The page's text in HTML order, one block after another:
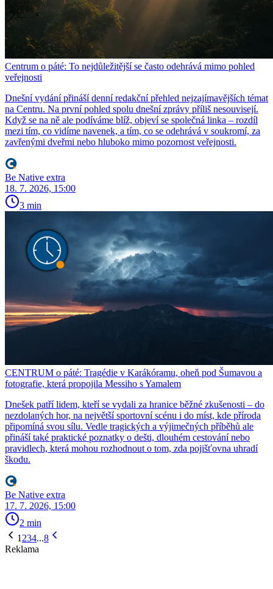
Centrum o páté: To nejdůležitější se často odehrává mimo pohled
veřejnosti
Dnešní vydání přináší denní redakční přehled nejzajímavějších témat
na Centru. Na první pohled spolu dnešní zprávy příliš nesouvisejí.
Když se na ně ale podíváme blíž, objeví se společná linka – rozdíl
mezi tím, co vidíme navenek, a tím, co se odehrává v soukromí, za
zavřenými dveřmi nebo hluboko mimo pozornost veřejnosti.
Be Native extra
18. 7. 2026, 15:00
3 min
CENTRUM o páté: Tragédie v Karákóramu, oheň pod Šumavou a
fotografie, která propojila Messiho s Yamalem
Dnešek patří lidem, kteří se vydali za hranice běžné zkušenosti – do
nezdolaných hor, na největší sportovní scénu i do míst, kde příroda
připomíná svou sílu. Vedle tragických a výjimečných příběhů ale
přináší také praktické poznatky o dešti, dlouhém cestování nebo
pravidlech, která mohou rozhodnout o tom, zda pojišťovna uhradí
škodu.
Be Native extra
17. 7. 2026, 15:00
2 min
1 234...8
Reklama